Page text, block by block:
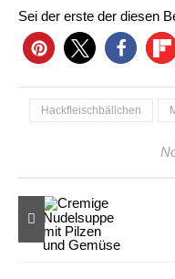
Sei der erste der diesen
Hackfleischbällchen